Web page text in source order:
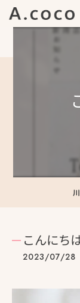
こんにち
2023/07/28